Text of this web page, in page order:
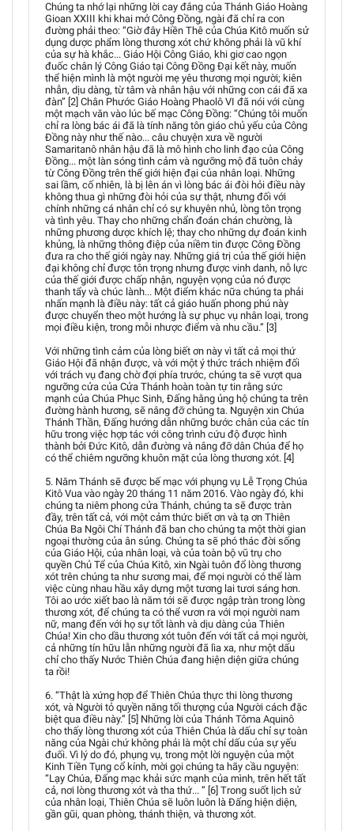
Chúng ta nhớ lại những lời cay đắng của Thánh Giáo Hoàng
Gioan XXIII khi khai mở Công Đồng, ngài đã chỉ ra con
đường phải theo: “Giờ đây Hiền Thê của Chúa Kitô muốn sử
dụng dược phẩm lòng thương xót chứ không phải là vũ khí
của sự hà khắc... Giáo Hội Công Giáo, khi giơ cao ngọn
đuốc chân lý Công Giáo tại Công Đồng Đại kết này, muốn
thể hiện mình là một người mẹ yêu thương mọi người; kiên
nhẫn, dịu dàng, từ tâm và nhân hậu với những con cái đã xa
đàn” [2] Chân Phước Giáo Hoàng Phaolô VI đã nói với cùng
một mạch văn vào lúc bế mạc Công Đồng: “Chúng tôi muốn
chỉ ra lòng bác ái đã là tính năng tôn giáo chủ yếu của Công
Đồng này như thế nào... câu chuyện xưa về người
Samaritanô nhân hậu đã là mô hình cho linh đạo của Công
Đồng... một làn sóng tình cảm và ngưỡng mộ đã tuôn chảy
từ Công Đồng trên thế giới hiện đại của nhân loại. Những
sai lầm, cố nhiên, là bị lên án vì lòng bác ái đòi hỏi điều này
không thua gì những đòi hỏi của sự thật, nhưng đối với
chính những cá nhân chỉ có sự khuyên nhủ, lòng tôn trọng
và tình yêu. Thay cho những chẩn đoán chán chường, là
những phương dược khích lệ; thay cho những dự đoán kinh
khủng, là những thông điệp của niềm tin được Công Đồng
đưa ra cho thế giới ngày nay. Những giá trị của thế giới hiện
đại không chỉ được tôn trọng nhưng được vinh danh, nỗ lực
của thế giới được chấp nhận, nguyện vọng của nó được
thanh tẩy và chúc lành... Một điểm khác nữa chúng ta phải
nhấn mạnh là điều này: tất cả giáo huấn phong phú này
được chuyển theo một hướng là sự phục vụ nhân loại, trong
mọi điều kiện, trong mỗi nhược điểm và nhu cầu.” [3]
Với những tình cảm của lòng biết ơn này vì tất cả mọi thứ
Giáo Hội đã nhận được, và với một ý thức trách nhiệm đối
với trách vụ đang chờ đợi phía trước, chúng ta sẽ vượt qua
ngưỡng cửa của Cửa Thánh hoàn toàn tự tin rằng sức
mạnh của Chúa Phục Sinh, Đấng hằng ủng hộ chúng ta trên
đường hành hương, sẽ nâng đỡ chúng ta. Nguyện xin Chúa
Thánh Thần, Đấng hướng dẫn những bước chân của các tín
hữu trong việc hợp tác với công trình cứu độ được hình
thành bởi Đức Kitô, dẫn đường và nâng đỡ dân Chúa để họ
có thể chiêm ngưỡng khuôn mặt của lòng thương xót. [4]
5. Năm Thánh sẽ được bế mạc với phụng vụ Lễ Trọng Chúa
Kitô Vua vào ngày 20 tháng 11 năm 2016. Vào ngày đó, khi
chúng ta niêm phong cửa Thánh, chúng ta sẽ được tràn
đầy, trên tất cả, với một cảm thức biết ơn và tạ ơn Thiên
Chúa Ba Ngôi Chí Thánh đã ban cho chúng ta một thời gian
ngoại thường của ân sủng. Chúng ta sẽ phó thác đời sống
của Giáo Hội, của nhân loại, và của toàn bộ vũ trụ cho
quyền Chủ Tể của Chúa Kitô, xin Ngài tuôn đổ lòng thương
xót trên chúng ta như sương mai, để mọi người có thể làm
việc cùng nhau hầu xây dựng một tương lai tươi sáng hơn.
Tôi ao ước xiết bao là năm tới sẽ được ngập tràn trong lòng
thương xót, để chúng ta có thể vươn ra với mọi người nam
nữ, mang đến với họ sự tốt lành và dịu dàng của Thiên
Chúa! Xin cho dầu thương xót tuôn đến với tất cả mọi người,
cả những tín hữu lẫn những người đã lìa xa, như một dấu
chỉ cho thấy Nước Thiên Chúa đang hiện diện giữa chúng
ta rồi!
6. “Thật là xứng hợp để Thiên Chúa thực thi lòng thương
xót, và Người tỏ quyền năng tối thượng của Người cách đặc
biệt qua điều này.” [5] Những lời của Thánh Tôma Aquinô
cho thấy lòng thương xót của Thiên Chúa là dấu chỉ sự toàn
năng của Ngài chứ không phải là một chỉ dấu của sự yếu
đuối. Vì lý do đó, phụng vụ, trong một lời nguyện của một
Kinh Tiền Tụng cổ kính, mời gọi chúng ta hãy cầu nguyện:
“Lạy Chúa, Đấng mạc khải sức mạnh của mình, trên hết tất
cả, nơi lòng thương xót và tha thứ... ” [6] Trong suốt lịch sử
của nhân loại, Thiên Chúa sẽ luôn luôn là Đấng hiện diện,
gần gũi, quan phòng, thánh thiện, và thương xót.